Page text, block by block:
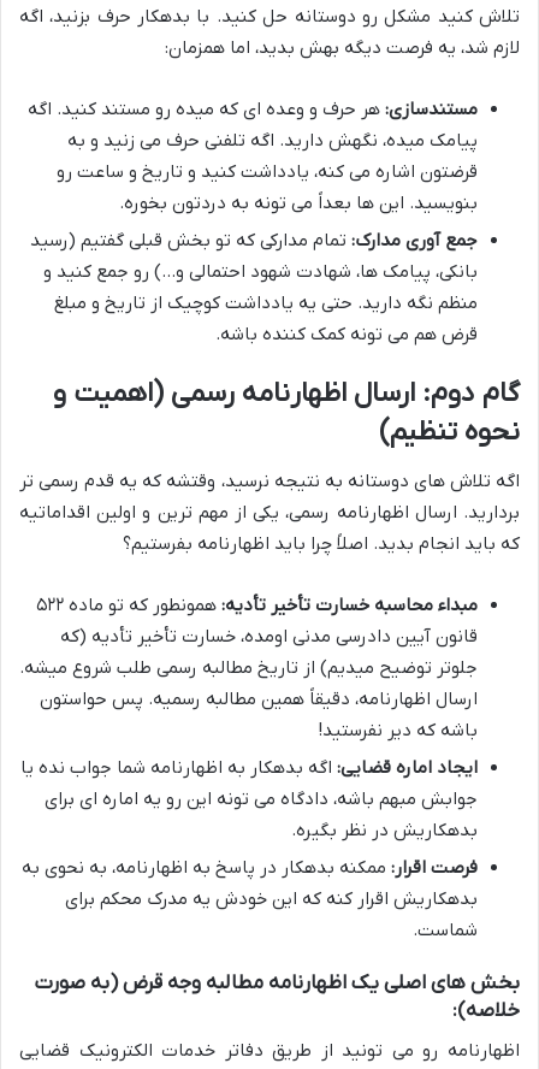
تلاش کنید مشکل رو دوستانه حل کنید. با بدهکار حرف بزنید، اگه
لازم شد، یه فرصت دیگه بهش بدید، اما همزمان:
مستندسازی: هر حرف و وعده ای که میده رو مستند کنید. اگه
پیامک میده، نگهش دارید. اگه تلفنی حرف می زنید و به
قرضتون اشاره می کنه، یادداشت کنید و تاریخ و ساعت رو
بنویسید. این ها بعداً می تونه به دردتون بخوره.
جمع آوری مدارک: تمام مدارکی که تو بخش قبلی گفتیم (رسید
بانکی، پیامک ها، شهادت شهود احتمالی و…) رو جمع کنید و
منظم نگه دارید. حتی یه یادداشت کوچیک از تاریخ و مبلغ
قرض هم می تونه کمک کننده باشه.
گام دوم: ارسال اظهارنامه رسمی (اهمیت و
نحوه تنظیم)
اگه تلاش های دوستانه به نتیجه نرسید، وقتشه که یه قدم رسمی تر
بردارید. ارسال اظهارنامه رسمی، یکی از مهم ترین و اولین اقداماتیه
که باید انجام بدید. اصلاً چرا باید اظهارنامه بفرستیم؟
مبداء محاسبه خسارت تأخیر تأدیه:
همونطور که تو ماده ۵۲۲
قانون آیین دادرسی مدنی اومده، خسارت تأخیر تأدیه (که
جلوتر توضیح میدیم) از تاریخ مطالبه رسمی طلب شروع میشه.
ارسال اظهارنامه، دقیقاً همین مطالبه رسمیه. پس حواستون
باشه که دیر نفرستید!
ایجاد اماره قضایی: اگه بدهکار به اظهارنامه شما جواب نده یا
جوابش مبهم باشه، دادگاه می تونه این رو یه اماره ای برای
بدهکاریش در نظر بگیره.
فرصت اقرار: ممکنه بدهکار در پاسخ به اظهارنامه، به نحوی به
بدهکاریش اقرار کنه که این خودش یه مدرک محکم برای
شماست.
بخش های اصلی یک اظهارنامه مطالبه وجه قرض (به صورت
خلاصه):
اظهارنامه رو می تونید از طریق دفاتر خدمات الکترونیک قضایی